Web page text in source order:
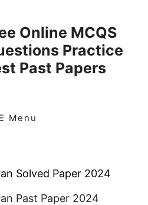
Online MCQS
Practice
Past Papers
Menu
Solved Paper 2024
Past Paper 2024